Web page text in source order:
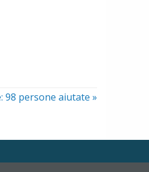
98 persone aiutate »